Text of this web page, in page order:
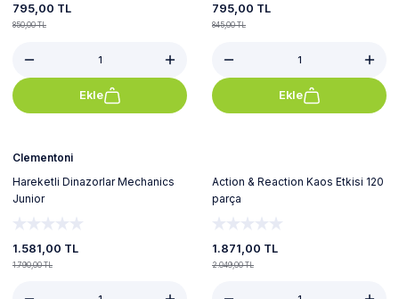
795,00 TL
850,00 TL
Ekle
795,00 TL
845,00 TL
Ekle
Clementoni
Hareketli Dinazorlar Mechanics
Junior
1.581,00 TL
1.790,00 TL
Action & Reaction Kaos Etkisi 120
parça
1.871,00 TL
2.049,00 TL